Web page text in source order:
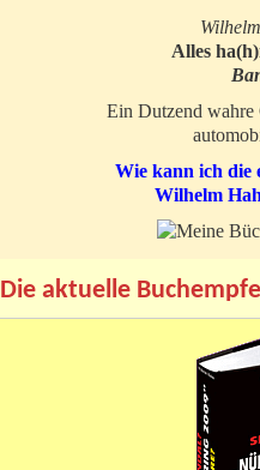
Alles
Ein Dutzend wahre
Wie kann ich die
Wilhelm
Die aktuelle